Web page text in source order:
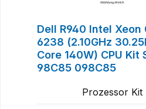
Dell R940 Intel Xeon
6238 (2.10GHz
Core 140W) CPU Kit
98C85 098C85
Prozessor Kit